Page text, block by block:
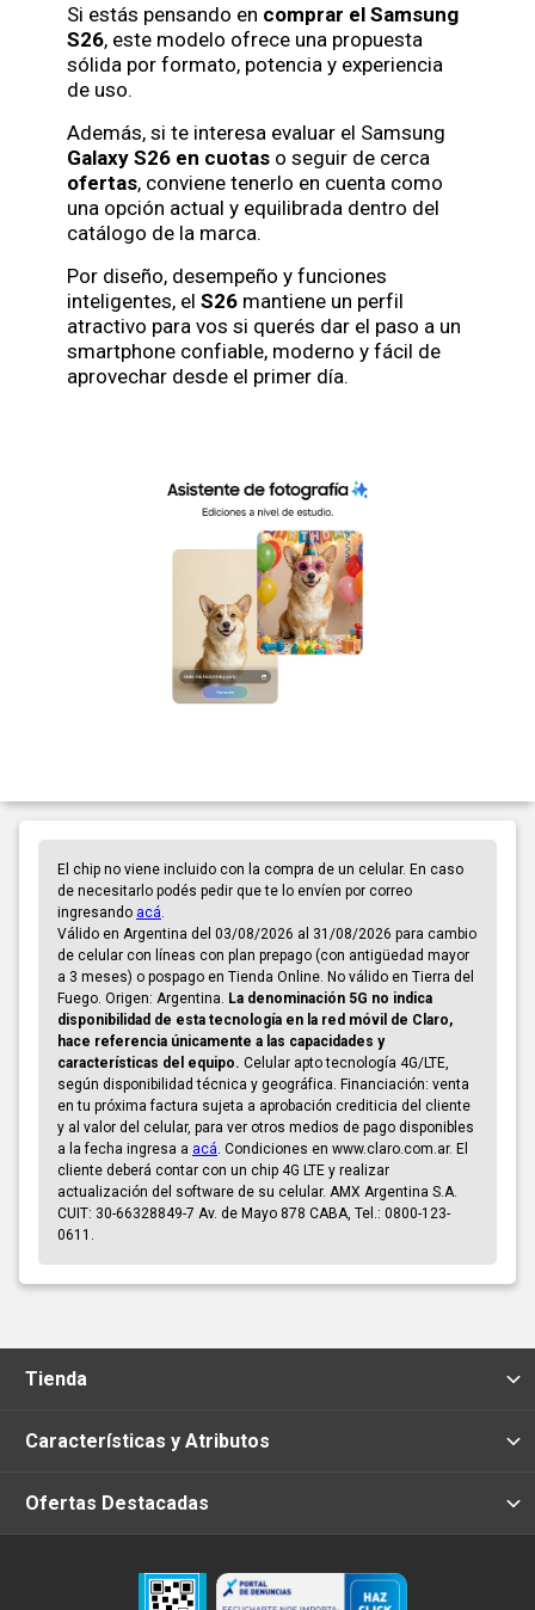
Si estás pensando en comprar el Samsung
S26, este modelo ofrece una propuesta
sólida por formato, potencia y experiencia
de uso.
Además, si te interesa evaluar el Samsung
Galaxy S26 en cuotas o seguir de cerca
ofertas, conviene tenerlo en cuenta como
una opción actual y equilibrada dentro del
catálogo de la marca.
Por diseño, desempeño y funciones
inteligentes, el S26 mantiene un perfil
atractivo para vos si querés dar el paso a un
smartphone confiable, moderno y fácil de
aprovechar desde el primer día.
El chip no viene incluido con la compra de un celular. En caso
de necesitarlo podés pedir que te lo envíen por correo
ingresando acá
Válido en Argentina del 03/08/2026 al 31/08/2026 para cambio
de celular con líneas con plan prepago (con antigüedad mayor
a 3 meses) o pospago en Tienda Online. No válido en Tierra del
Fuego. Origen: Argentina. La denominación 5G no indica
disponibilidad de esta tecnología en la red móvil de Claro,
hace referencia únicamente a las capacidades y
características del equipo. Celular apto tecnología 4G/LTE,
según disponibilidad técnica y geográfica. Financiación: venta
en tu próxima factura sujeta a aprobación crediticia del cliente
y al valor del celular, para ver otros medios de pago disponibles
a la fecha ingresa a acá . Condiciones en www.claro.com.ar. El
cliente deberá contar con un chip 4G LTE y realizar
actualización del software de su celular. AMX Argentina S.A.
CUIT: 30-66328849-7 Av. de Mayo 878 CABA, Tel.: 0800-123-
0611.
Tienda
Características y Atributos
Ofertas Destacadas